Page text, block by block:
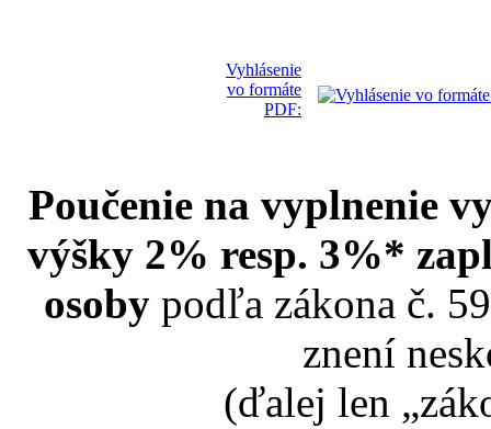
Vyhlásenie
vo formáte
PDF:
Poučenie na vyplnenie
výšky 2% resp. 3%*
osoby podľa zákona č.
znení
(ďalej len